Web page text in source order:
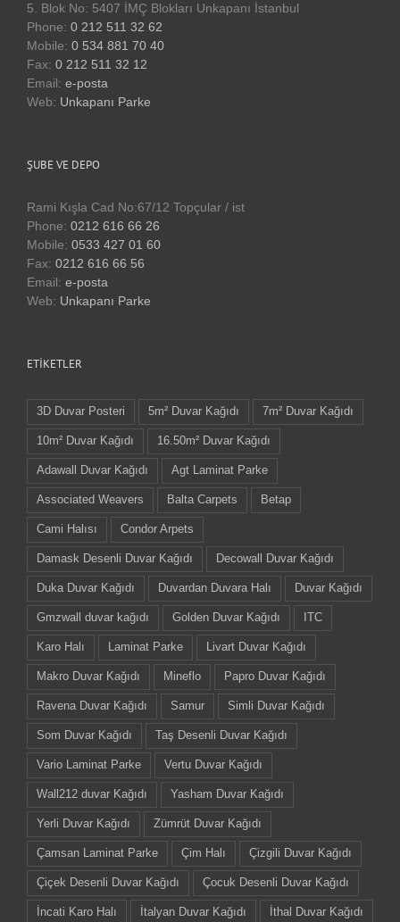
5. Blok No: 5407 İMÇ Blokları Unkapanı İstanbul
Phone: 0 212 511 32 62
Mobile: 0 534 881 70 40
Fax: 0 212 511 32 12
Email: e-posta
Web: Unkapanı Parke
ŞUBE VE DEPO
Rami Kışla Cad No:67/12 Topçular / ist
Phone: 0212 616 66 26
Mobile: 0533 427 01 60
Fax: 0212 616 66 56
Email: e-posta
Web: Unkapanı Parke
ETIKETLER
3D Duvar Posteri 5m² Duvar Kağıdı 7m² Duvar Kağıdı
10m² Duvar Kağıdı 16.50m² Duvar Kağıdı
Adawall Duvar Kağıdı Agt Laminat Parke
Associated Weavers Balta Carpets Betap
Cami Halısı Condor Arpets
Damask Desenli Duvar Kağıdı Decowall Duvar Kağıdı
Duka Duvar Kağıdı Duvardan Duvara Halı Duvar Kağıdı
Gmzwall duvar kağıdı Golden Duvar Kağıdı ITC
Karo Halı Laminat Parke Livart Duvar Kağıdı
Makro Duvar Kağıdı Mineflo Papro Duvar Kağıdı
Ravena Duvar Kağıdı Samur Simli Duvar Kağıdı
Som Duvar Kağıdı Taş Desenli Duvar Kağıdı
Vario Laminat Parke Vertu Duvar Kağıdı
Wall212 duvar Kağıdı Yasham Duvar Kağıdı
Yerli Duvar Kağıdı Zümrüt Duvar Kağıdı
Çamsan Laminat Parke Çim Halı Çizgili Duvar Kağıdı
Çiçek Desenli Duvar Kağıdı Çocuk Desenli Duvar Kağıdı
İncati Karo Halı İtalyan Duvar Kağıdı İthal Duvar Kağıdı